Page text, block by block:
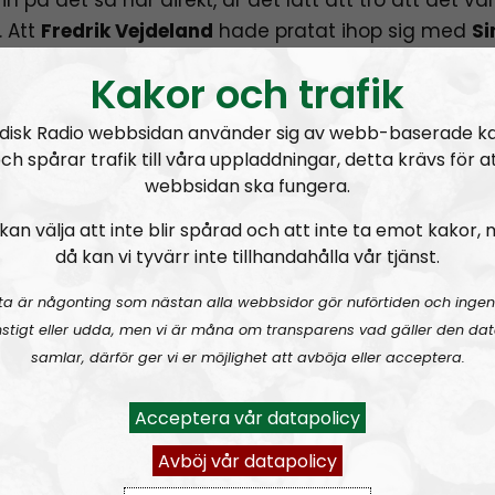
Att Fredrik Vejdeland hade pratat ihop sig med
samma vecka. Så är dock inte fallet.
dock inte riktigt sägas vara slumpen heller för
med anledning av att både jag själv personligen
gänget deltog på samma
aktivitet i Köpenhamn
påminda om hur polisen ofta agerar för att
politiska oppositionen. Än värre är dock såklart
under veckan fick höra talas omNyköpings-
agerandemot aktivisterna där (som du också
för i avsnittet av Mer än ord).
gjorde att vi oplanerat kom in på detta
och det gör att du som lyssnare fick möjligheten
diskuteras dubbelt upp under veckan. I Mer än
Kakor och trafik
Radio webbsidan använder sig av webb-baserade
spårar trafik till våra uppladdningar, detta krävs för
webbsidan ska fungera.
välja att inte blir spårad och att inte ta emot kakor,
då kan vi tyvärr inte tillhandahålla vår tjänst.
är någonting som nästan alla webbsidor gör nuförtiden och
eller udda, men vi är måna om transparens vad gäller den
samlar, därför ger vi er möjlighet att avböja eller acceptera.
Acceptera vår datapolicy
Avböj vår datapolicy